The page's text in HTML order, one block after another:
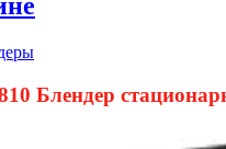
Блендер